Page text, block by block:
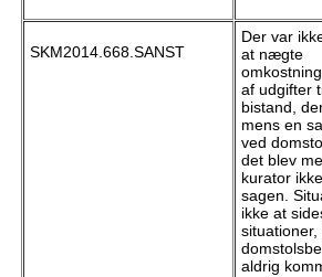
SKM2014.668.SANST
Der var
at nægte
af udgifter
bistand,
mens en
ved
det blev
kurator
sagen.
ikke at
situationer,
aldrig